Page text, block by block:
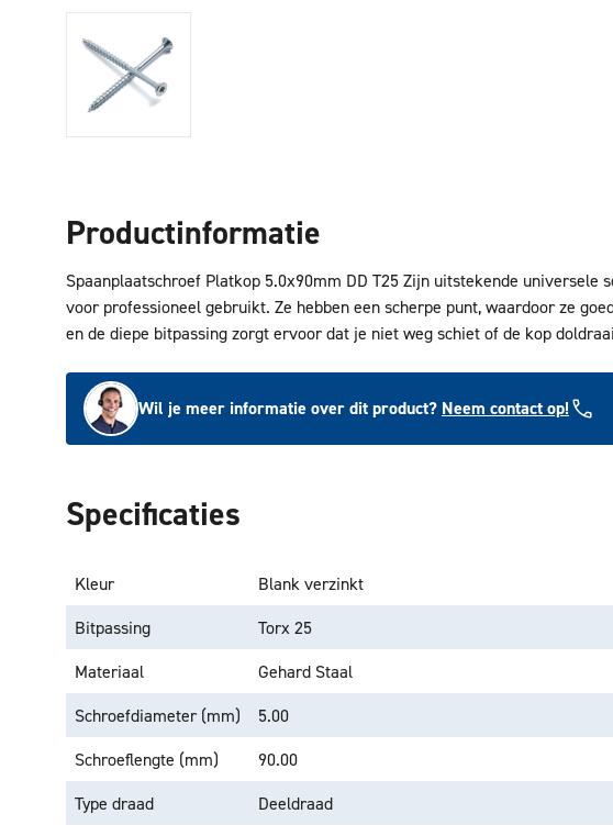
Productinformatie
Spaanplaatschroef Platkop 5.0x90mm DD T25 Zijn uitstekende universele
voor professioneel gebruikt. Ze hebben een scherpe punt, waardoor ze
en de diepe bitpassing zorgt ervoor dat je niet weg schiet of de kop
Wil je meer informatie over dit product? Neem contact op!
Specificaties
Kleur
Blank verzinkt
Bitpassing
Torx 25
Materiaal
Gehard Staal
Schroefdiameter (mm)
5.00
Schroeflengte (mm)
90.00
Type draad
Deeldraad